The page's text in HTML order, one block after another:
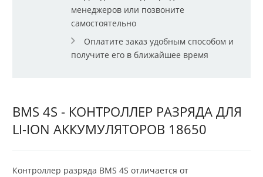
менеджеров или позвоните
самостоятельно
Оплатите заказ удобным способом и
получите его в ближайшее время
BMS 4S - КОНТРОЛЛЕР РАЗРЯДА ДЛЯ
LI-ION АККУМУЛЯТОРОВ 18650
Контроллер разряда BMS 4S отличается от